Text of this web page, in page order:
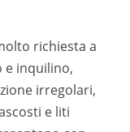
richiesta a
inquilino,
irregolari,
e liti